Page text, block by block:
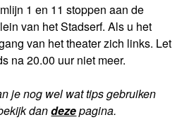
1 en 11 stoppen aan de
van het Stadserf. Als u het
van het theater zich links. Let
na 20.00 uur niet meer.
je nog wel wat tips gebruiken
dandezepagina.